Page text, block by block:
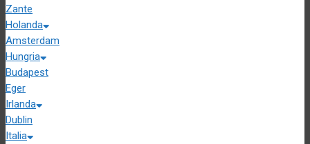
Zante
Holanda
Amsterdam
Hungria
Budapest
Eger
Irlanda
Dublin
Italia